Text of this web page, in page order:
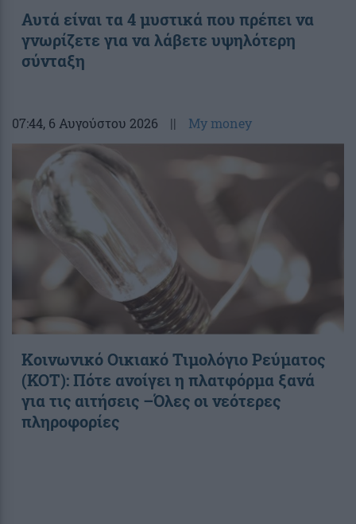
Αυτά είναι τα 4 μυστικά που πρέπει να
γνωρίζετε για να λάβετε υψηλότερη
σύνταξη
07:44, 6 Αυγούστου 2026 || My money
Κοινωνικό Οικιακό Τιμολόγιο Ρεύματος
(ΚΟΤ): Πότε ανοίγει η πλατφόρμα ξανά
για τις αιτήσεις –Όλες οι νεότερες
πληροφορίες